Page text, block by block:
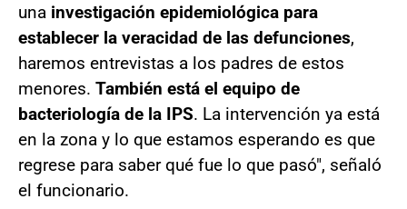
una investigación epidemiológica para
establecer la veracidad de las defunciones,
haremos entrevistas a los padres de estos
menores. También está el equipo de
bacteriología de la IPS. La intervención ya está
en la zona y lo que estamos esperando es que
regrese para saber qué fue lo que pasó", señaló
el funcionario.